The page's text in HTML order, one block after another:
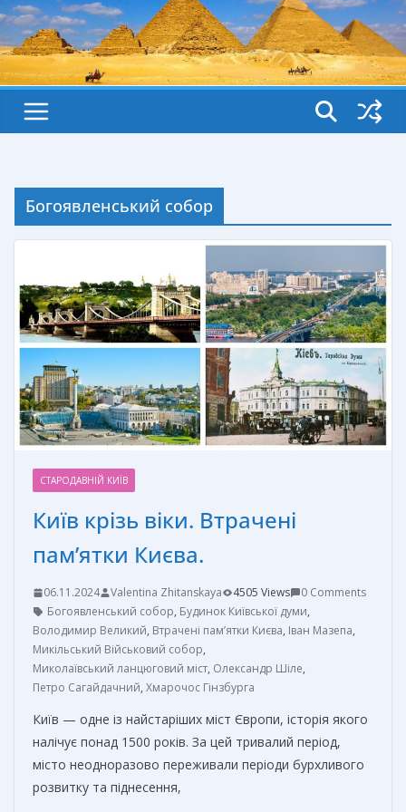
Богоявленський собор
СТАРОДАВНІЙ КИЇВ
Київ крізь віки. Втрачені
пам’ятки Києва.
06.11.2024 Valentina Zhitanskaya 4505 Views
0 Comments
Богоявленський собор, Будинок Київської думи,
Володимир Великий, Втрачені пам’ятки Києва, Іван Мазепа,
Микільський Військовий собор,
Миколаївський ланцюговий міст, Олександр Шіле,
Петро Сагайдачний, Хмарочос Гінзбурга
Київ — одне із найстаріших міст Європи, історія якого
налічує понад 1500 років. За цей тривалий період,
місто неодноразово переживали періоди бурхливого
розвитку та піднесення,